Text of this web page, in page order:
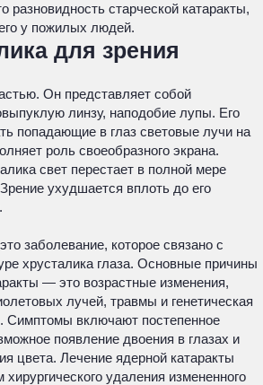
разновидность старческой катаракты,
у пожилых людей.
для зрения
Он представляет собой
линзу, наподобие лупы. Его
попадающие в глаз световые лучи на
роль своеобразного экрана.
свет перестает в полной мере
ухудшается вплоть до его
заболевание, которое связано с
хрусталика глаза. Основные причины
— это возрастные изменения,
лучей, травмы и генетическая
Симптомы включают постепенное
появление двоения в глазах и
цвета. Лечение ядерной катаракты
удаления измененного